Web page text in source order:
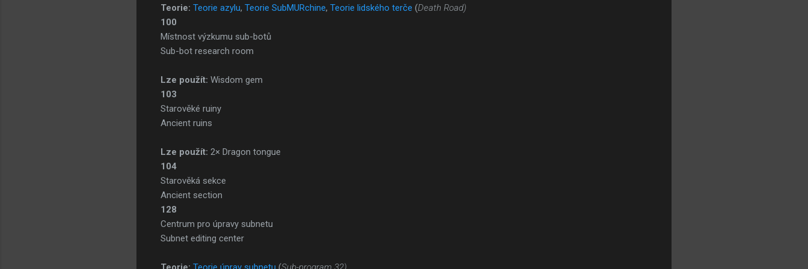
Teorie: Teorie azylu, Teorie SubMURchine, Teorie lidského terče (Death Road)
100
Místnost výzkumu sub-botů
Sub-bot research room
Lze použít: Wisdom gem
103
Starověké ruiny
Ancient ruins
Lze použít: 2× Dragon tongue
104
Starověká sekce
Ancient section
128
Centrum pro úpravy subnetu
Subnet editing center